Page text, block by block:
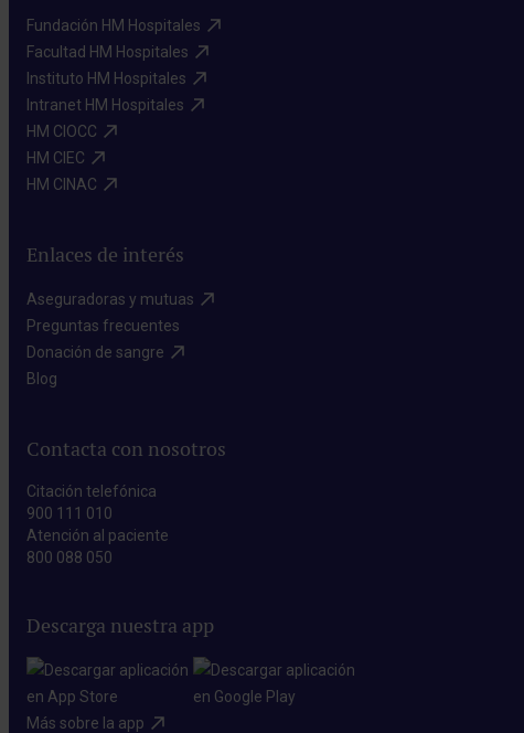
Fundación HM Hospitales​
Facultad HM Hospitales​
Instituto HM Hospitales​
Intranet HM Hospitales​
HM CIOCC​
HM CIEC​
HM CINAC​
Enlaces de interés
Aseguradoras y mutuas​
Preguntas frecuentes​
Donación de sangre​
Blog​
Contacta con nosotros
Citación telefónica
900 111 010
Atención al paciente
800 088 050
Descarga nuestra app
Más sobre la app​